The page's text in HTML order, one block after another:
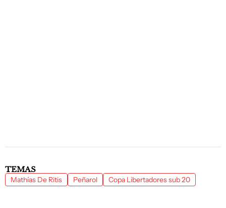
TEMAS
Mathías De Ritis Peñarol Copa Libertadores sub 20